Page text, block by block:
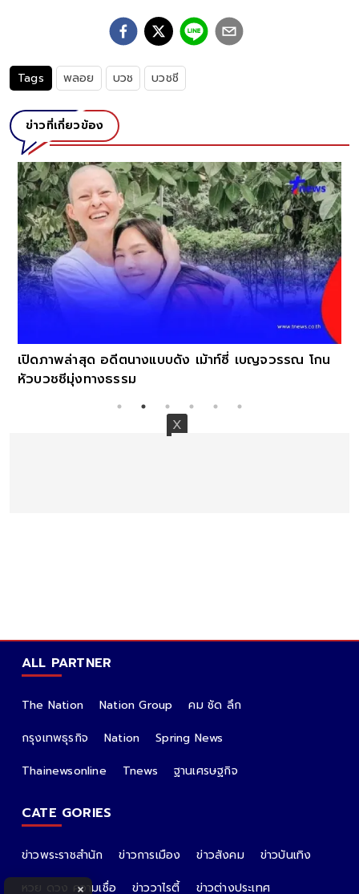
Tags พลอย บวช บวชชี
ข่าวที่เกี่ยวข้อง
เปิดภาพล่าสุด อดีตนางแบบดัง เม้าท์ซี่ เบญจวรรณ โกน
หัวบวชชีมุ่งทางธรรม
ALL PARTNER
The Nation Nation Group
คม ชัด ลึก
กรุงเทพธุรกิจ
Nation
Spring News
Thainewsonline
Tnews ฐานเศรษฐกิจ
CATE GORIES
ข่าวพระราชสำนัก ข่าวการเมือง ข่าวสังคม
ข่าวบันเทิง
หวย ดวง ความเชื่อ
ข่าววาไรตี้
ข่าวต่างประเทศ
×